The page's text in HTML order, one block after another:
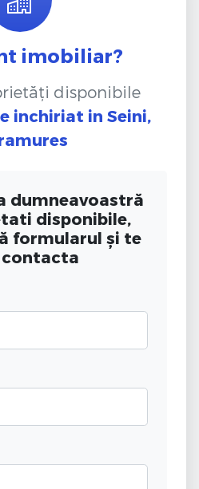
imobiliar?
disponibile
inchiriat in Seini,
dumneavoastră
disponibile,
formularul și te